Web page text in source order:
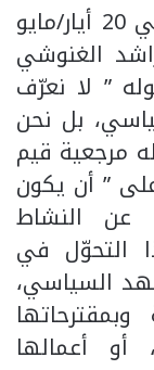
وعشية المؤتمر العاشر للحركة، في 20 أيار/مايو
راشد الغنوشي
” لا نعرّف
بل نحن
مرجعية قيم
” أن يكون
عن النشاط
التحوّل في
السياسي،
أو أعمالها